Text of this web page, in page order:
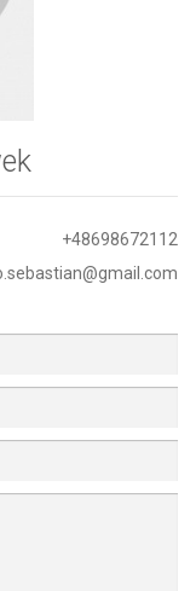
+48698672112